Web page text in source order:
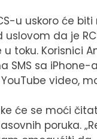
u uskoro će
uslovom da je
u toku. Korisnici
SMS sa
video,
će se moći
poruka.